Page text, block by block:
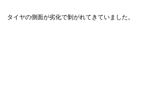
タイヤの側面が劣化で剝がれてきていました。